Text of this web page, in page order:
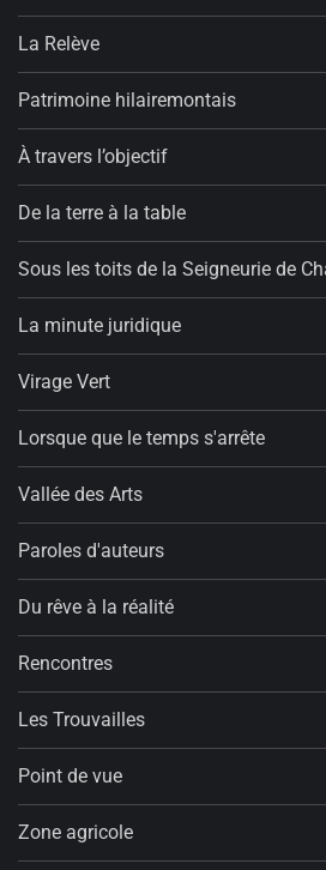
La Relève
Patrimoine hilairemontais
À travers l’objectif
De la terre à la table
Sous les toits de la Seigneurie de
La minute juridique
Virage Vert
Lorsque que le temps s'arrête
Vallée des Arts
Paroles d'auteurs
Du rêve à la réalité
Rencontres
Les Trouvailles
Point de vue
Zone agricole